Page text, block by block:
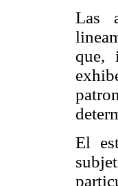
Las
que,
El